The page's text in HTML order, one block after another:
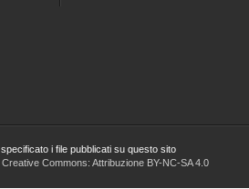
i file pubblicati su questo sito
Creative Commons: Attribuzione BY-NC-SA 4.0